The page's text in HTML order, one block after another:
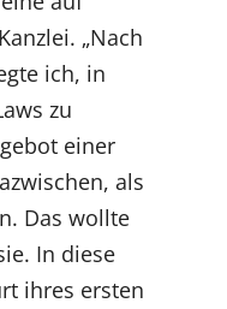
„Nach
ich, in
zu
einer
als
Das wollte
In diese
ihres ersten